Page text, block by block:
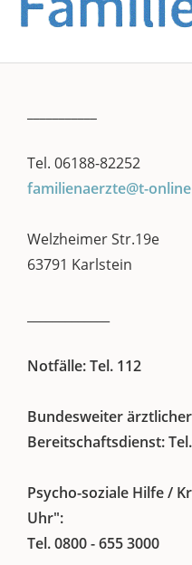
Tel. 06188-82252
familienaerzte@t-
Welzheimer Str.19e
63791 Karlstein
Notfälle: Tel. 112
Bundesweiter ärztlicher
Bereitschaftsdienst:
Psycho-soziale Hilfe /
Uhr":
Tel. 0800 - 655 3000